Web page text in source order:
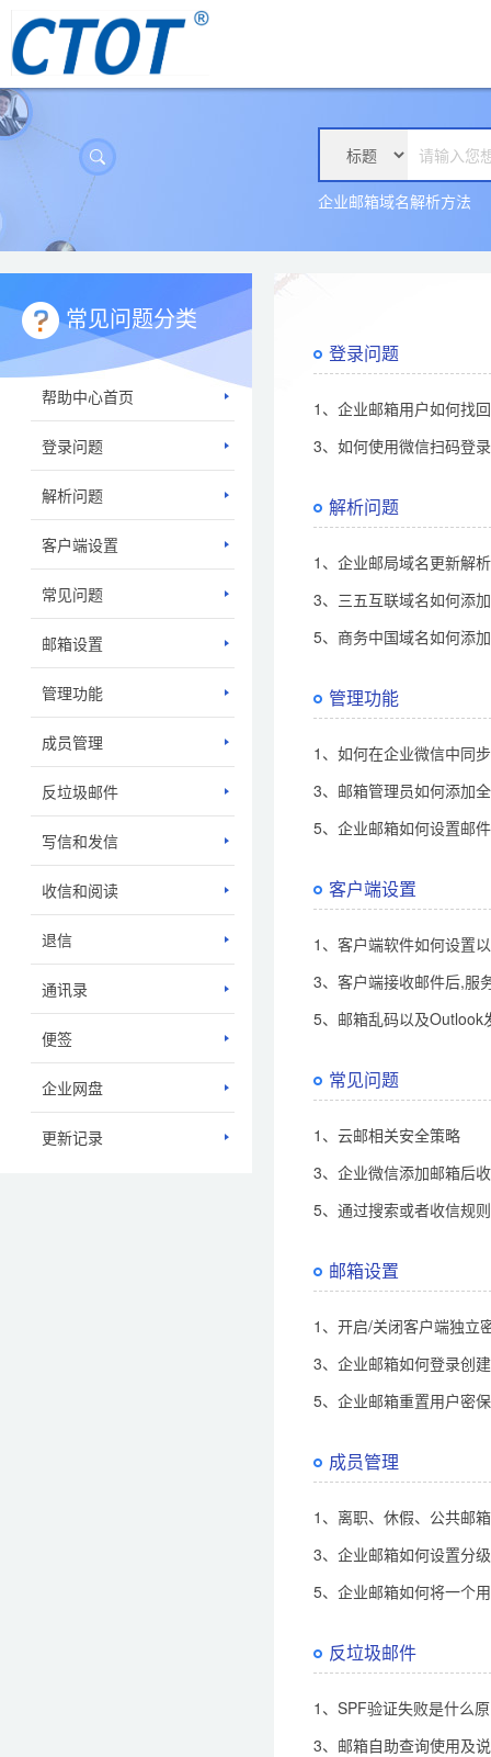
企业邮箱域名解析方法
常见问题分类
帮助中心首页
登录问题
解析问题
客户端设置
常见问题
邮箱设置
管理功能
成员管理
反垃圾邮件
写信和发信
收信和阅读
退信
通讯录
便签
企业网盘
更新记录
登录问题
1、企业邮箱用户如何找
3、如何使用微信扫码登
解析问题
1、企业邮局域名更新解
3、三五互联域名如何添
5、商务中国域名如何添
管理功能
1、如何在企业微信中同
3、邮箱管理员如何添加
5、企业邮箱如何设置邮
客户端设置
1、客户端软件如何设置
3、客户端接收邮件后,服
5、邮箱乱码以及Outlook
常见问题
1、云邮相关安全策略
3、企业微信添加邮箱后
5、通过搜索或者收信规
邮箱设置
1、开启/关闭客户端独立
3、企业邮箱如何登录创
5、企业邮箱重置用户密
成员管理
1、离职、休假、公共邮
3、企业邮箱如何设置分
5、企业邮箱如何将一个
反垃圾邮件
1、SPF验证失败是什么
3、邮箱自助查询使用及